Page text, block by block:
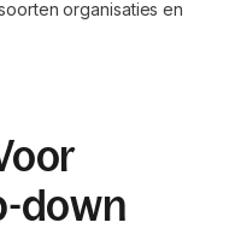
organisaties en
down